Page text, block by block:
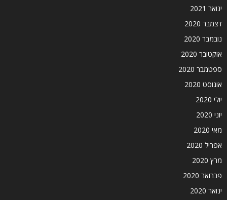
ינואר 2021
דצמבר 2020
נובמבר 2020
אוקטובר 2020
ספטמבר 2020
אוגוסט 2020
יולי 2020
יוני 2020
מאי 2020
אפריל 2020
מרץ 2020
פברואר 2020
ינואר 2020